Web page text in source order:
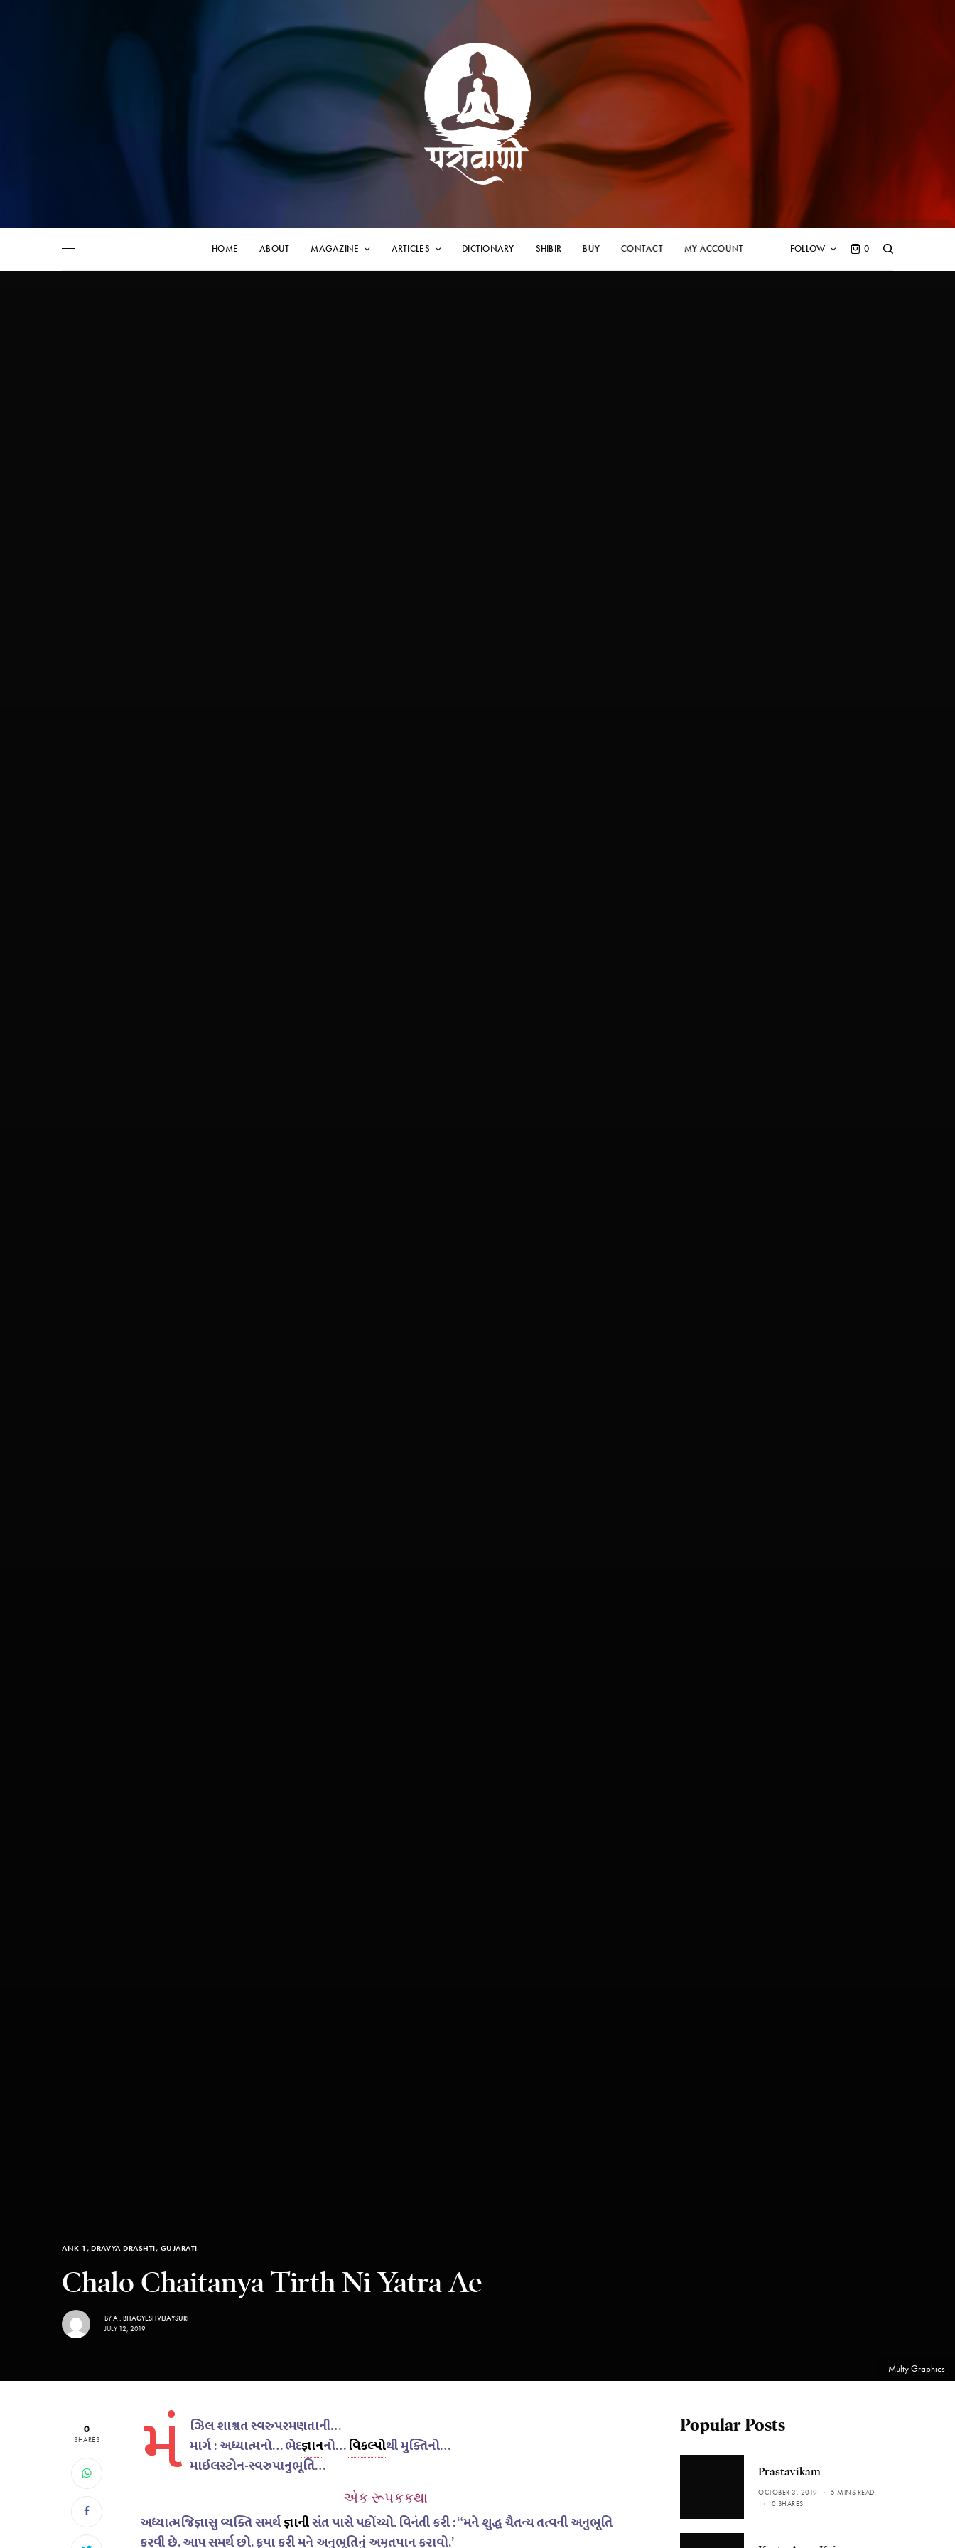
HOME ABOUT MAGAZINE ARTICLES DICTIONARY SHIBIR BUY CONTACT MY ACCOUNT FOLLOW 0
ANK 1 , DRAVYA DRASHTI, GUJARATI
Chalo Chaitanya Tirth Ni Yatra Ae
BYA . BHAGYESHVIJAYSURI
JULY 12, 2019
Multy Graphics
0
SHARES મં ઝિલ શાશ્વત સ્વરુપરમણતાની…
માર્ગ : અધ્યાત્મનો… ભેદજ્ઞાનનો…વિકલ્પોથી મુક્તિનો…
માઈલસ્ટોન-સ્વરુપાનુભૂતિ…
એક રૂપકકથા
અધ્યાત્મજિજ્ઞાસુ વ્યક્તિ સમર્થજ્ઞાની સંત પાસે પહોંચ્યો. વિનંતી કરી : “મને શુદ્ધ ચૈતન્ય તત્વની અનુભૂતિ
કરવી છે. આપ સમર્થ છો. કૃપા કરી મને અનુભૂતિનું અમૃતપાન કરાવો.’
Popular Posts
Prastavikam
OCTOBER 3, 2019
5 MINS READ
0 SHARES